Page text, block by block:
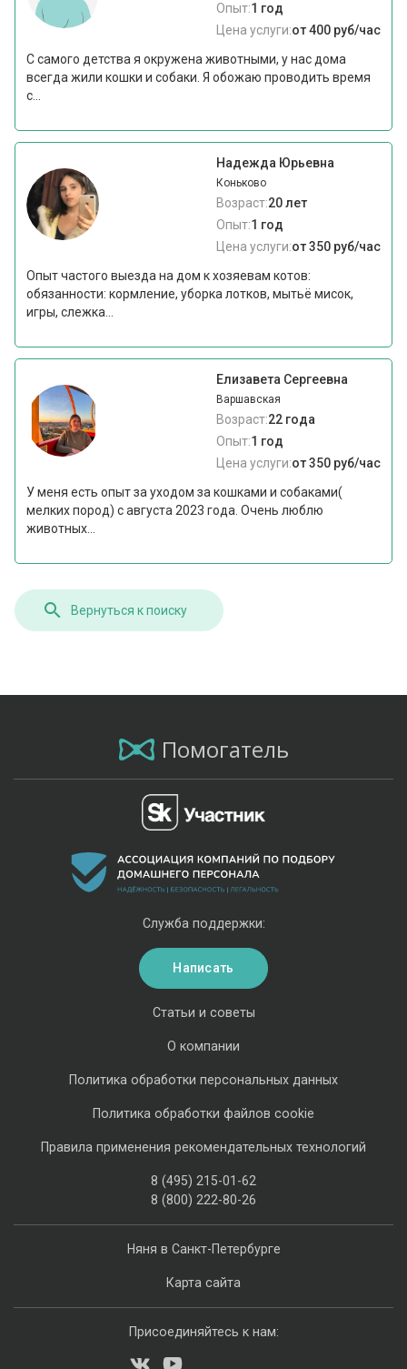
Опыт:1 год
Цена услуги:от 400 руб/час
С самого детства я окружена животными, у нас дома
всегда жили кошки и собаки. Я обожаю проводить время
с...
Надежда Юрьевна
Коньково
Возраст:20 лет
Опыт:1 год
Цена услуги:от 350 руб/час
Опыт частого выезда на дом к хозяевам котов:
обязанности: кормление, уборка лотков, мытьё мисок,
игры, слежка...
Елизавета Сергеевна
Варшавская
Возраст:22 года
Опыт:1 год
Цена услуги:от 350 руб/час
У меня есть опыт за уходом за кошками и собаками(
мелких пород) с августа 2023 года. Очень люблю
животных...
Вернуться к поиску
Помогатель
Няня в Санкт-Петербурге
Карта сайта
Статьи и советы
О компании
Политика обработки персональных данных
Политика обработки файлов cookie
Правила применения рекомендательных технологий
8 (495) 215-01-62
8 (800) 222-80-26
Служба поддержки:
Написать
Присоединяйтесь к нам: